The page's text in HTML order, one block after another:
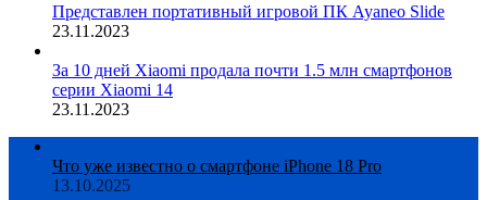
Представлен портативный игровой ПК Ayaneo Slide
23.11.2023
За 10 дней Xiaomi продала почти 1.5 млн смартфонов
серии Xiaomi 14
23.11.2023
Что уже известно о смартфоне iPhone 18 Pro
13.10.2025